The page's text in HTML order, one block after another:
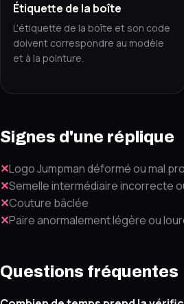
Étiquette de la boîte
L'étiquette de la boîte et son code
doivent correspondre au modèle
et à la pointure.
Signes d'une réplique
✕Logo Jumpman déformé ou mal
✕Semelle intermédiaire incorrecte
✕Couture bâclée
✕Paire anormalement légère ou
Questions fréquentes